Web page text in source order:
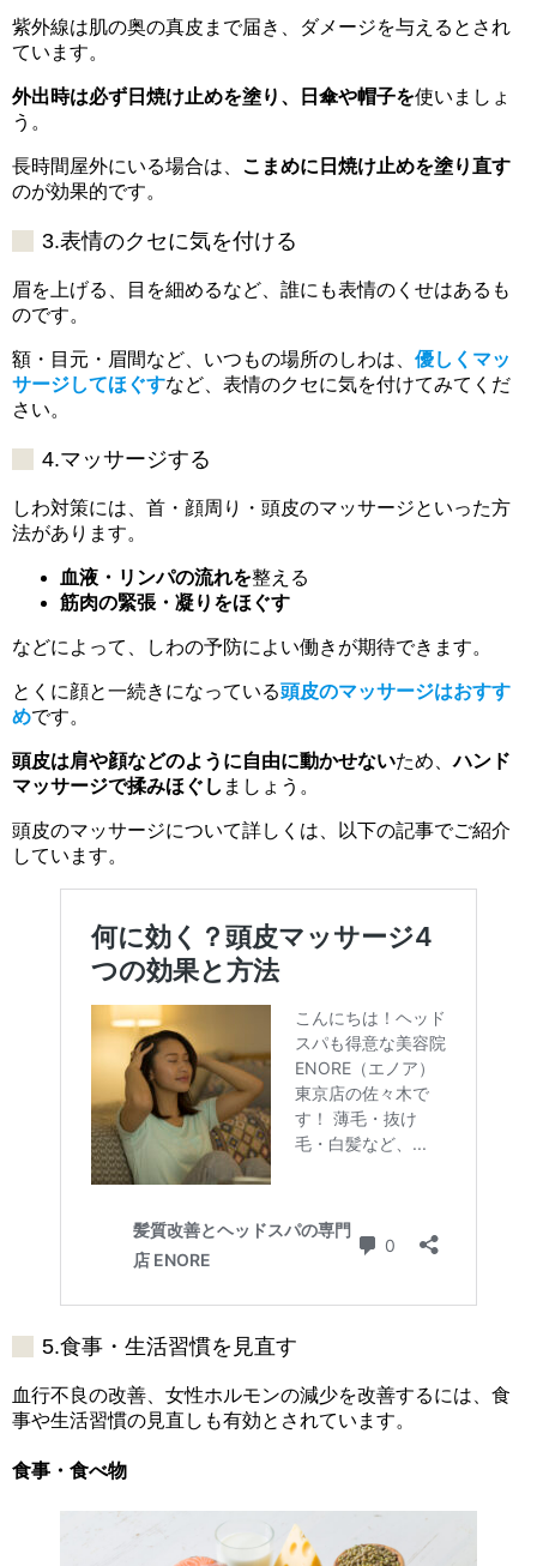
紫外線は肌の奥の真皮まで届き、ダメージを与えるとされ
ています。
外出時は必ず日焼け止めを塗り、日傘や帽子を使いましょ
う。
長時間屋外にいる場合は、 こまめに日焼け止めを塗り直す
のが効果的です。
3.表情のクセに気を付ける
眉を上げる、目を細めるなど、誰にも表情のくせはあるも
のです。
額・目元・眉間など、いつもの場所のしわは、 優しくマッ
サージしてほぐすなど、表情のクセに気を付けてみてくだ
さい。
4.マッサージする
しわ対策には、首・顔周り・頭皮のマッサージといった方
法があります。
血液・リンパの流れを整える
筋肉の緊張・凝りをほぐす
などによって、しわの予防によい働きが期待できます。
とくに顔と一続きになっている頭皮のマッサージはおすす
めです。
頭皮は肩や顔などのように自由に動かせないため、ハンド
マッサージで揉みほぐし ましょう。
頭皮のマッサージについて詳しくは、以下の記事でご紹介
しています。
5.食事・生活習慣を見直す
血行不良の改善、女性ホルモンの減少を改善するには、食
事や生活習慣の見直しも有効とされています。
食事・食べ物